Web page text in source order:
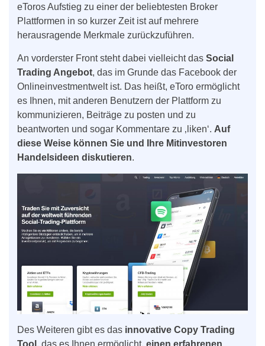
eToros Aufstieg zu einer der beliebtesten Broker
Plattformen in so kurzer Zeit ist auf mehrere
herausragende Merkmale zurückzuführen.
An vorderster Front steht dabei vielleicht das Social
Trading Angebot, das im Grunde das Facebook der
Onlineinvestmentwelt ist. Das heißt, eToro ermöglicht
es Ihnen, mit anderen Benutzern der Plattform zu
kommunizieren, Beiträge zu posten und zu
beantworten und sogar Kommentare zu ‚liken‘. Auf
diese Weise können Sie und Ihre Mitinvestoren
Handelsideen diskutieren.
Des Weiteren gibt es das innovative Copy Trading